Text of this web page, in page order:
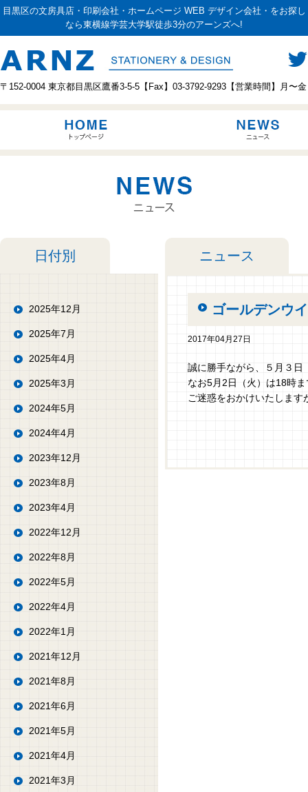
目黒区の文房具店・印刷会社・ホームページ WEB デザイン会社・をお探し
なら東横線学芸大学駅徒歩3分のアーンズへ!
〒152-0004 東京都目黒区鷹番3-5-5【Fax】03-3792-9293【営業時間】月〜
日付別
2025年12月
2025年7月
2025年4月
2025年3月
2024年5月
2024年4月
2023年12月
2023年8月
2023年4月
2022年12月
2022年8月
2022年5月
2022年4月
2022年1月
2021年12月
2021年8月
2021年6月
2021年5月
2021年4月
2021年3月
ニュース
ゴールデンウ
2017年04月27日
誠に勝手ながら、５月３日
なお5月2日（火）は18時
ご迷惑をおかけいたしま